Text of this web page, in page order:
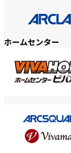
ホームセンター